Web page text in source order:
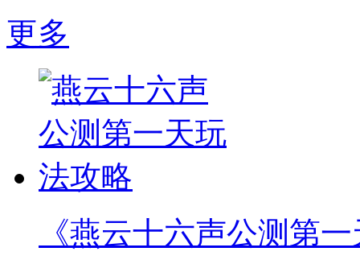
更多
《燕云十六声公测第